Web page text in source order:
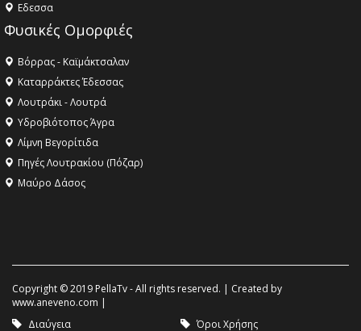
Eδεσσα
Φυσικές Ομορφιές
Βόρρας - Καϊμάκτσαλαν
Καταρράκτες Έδεσσας
Λουτράκι - Λουτρά
Υδροβιότοπος Άγρα
Λίμνη Βεγορίτιδα
Πηγές Λουτρακίου (Πόζαρ)
Μαύρο Δάσος
Copyright © 2019 PellaTv - All rights reserved. | Created by
www.aneveno.com
Διαύγεια
Όροι Χρήσης